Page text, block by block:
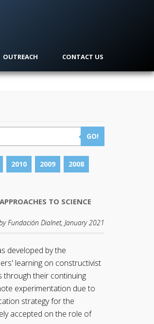
OUTREACH CONTACT US
GO!
2010 2009
2008
TO SCIENCE
Fundación Dialnet, January 2021
developed by the
learning on constructivist
through their continuing
experimentation due to
strategy for the
accepted on the role of